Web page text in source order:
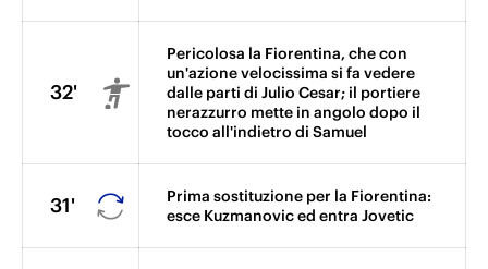
32'
Pericolosa la Fiorentina, che con
un'azione velocissima si fa vedere
dalle parti di Julio Cesar; il portiere
nerazzurro mette in angolo dopo il
tocco all'indietro di Samuel
31'
Prima sostituzione per la Fiorentina:
esce Kuzmanovic ed entra Jovetic